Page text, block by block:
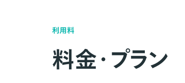
利用料
料金・プラン